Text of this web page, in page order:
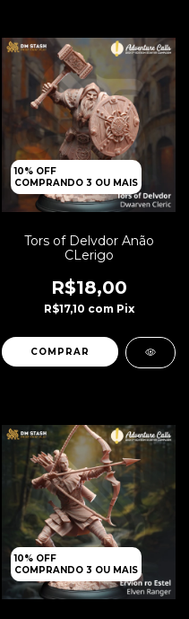
10% OFF
COMPRANDO 3 OU MAIS
Tors of Delvdor Anão
CLerigo
R$18,00
R$17,10 com Pix
10% OFF
COMPRANDO 3 OU MAIS